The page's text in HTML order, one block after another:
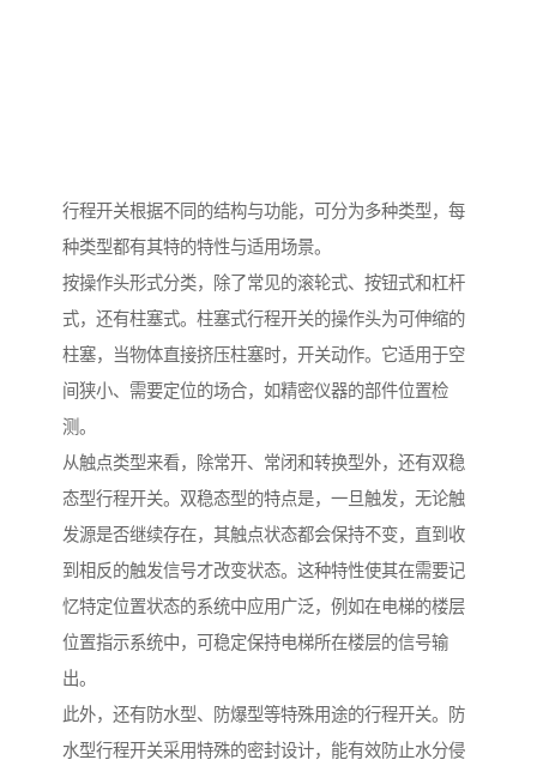
行程开关根据不同的结构与功能，可分为多种类型，每
种类型都有其特的特性与适用场景。
按操作头形式分类，除了常见的滚轮式、按钮式和杠杆
式，还有柱塞式。柱塞式行程开关的操作头为可伸缩的
柱塞，当物体直接挤压柱塞时，开关动作。它适用于空
间狭小、需要定位的场合，如精密仪器的部件位置检
测。
从触点类型来看，除常开、常闭和转换型外，还有双稳
态型行程开关。双稳态型的特点是，一旦触发，无论触
发源是否继续存在，其触点状态都会保持不变，直到收
到相反的触发信号才改变状态。这种特性使其在需要记
忆特定位置状态的系统中应用广泛，例如在电梯的楼层
位置指示系统中，可稳定保持电梯所在楼层的信号输
出。
此外，还有防水型、防爆型等特殊用途的行程开关。防
水型行程开关采用特殊的密封设计，能有效防止水分侵